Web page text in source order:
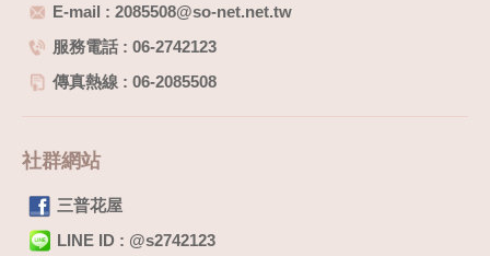
E-mail : 2085508@so-net.net.tw
服務電話 : 06-2742123
傳真熱線 : 06-2085508
社群網站
三普花屋
LINE ID : @s2742123